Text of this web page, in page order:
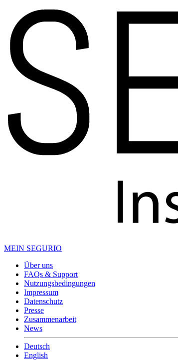
MEIN SEGURIO
Über uns
FAQs & Support
Nutzungsbedingungen
Impressum
Datenschutz
Presse
Zusammenarbeit
News
Deutsch
English